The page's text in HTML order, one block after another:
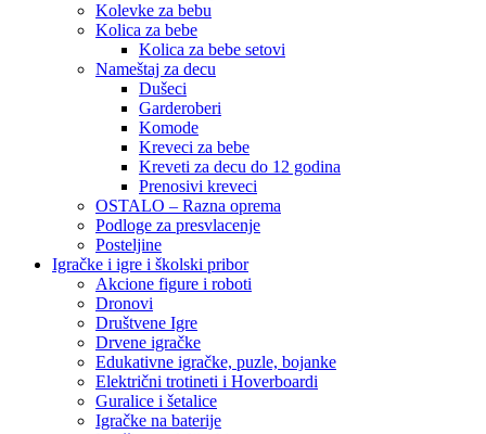
Kolevke za bebu
Kolica za bebe
Kolica za bebe setovi
Nameštaj za decu
Dušeci
Garderoberi
Komode
Kreveci za bebe
Kreveti za decu do 12 godina
Prenosivi kreveci
OSTALO – Razna oprema
Podloge za presvlacenje
Posteljine
Igračke i igre i školski pribor
Akcione figure i roboti
Dronovi
Društvene Igre
Drvene igračke
Edukativne igračke, puzle, bojanke
Električni trotineti i Hoverboardi
Guralice i šetalice
Igračke na baterije